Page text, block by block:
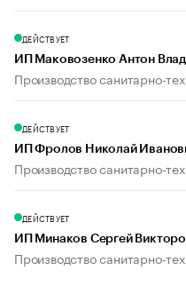
ДЕЙСТВУЕТ
ИП Маковозенко Антон
Производство санитарно-
ДЕЙСТВУЕТ
ИП Фролов Николай
Производство санитарно-
ДЕЙСТВУЕТ
ИП Минаков Сергей
Производство санитарно-